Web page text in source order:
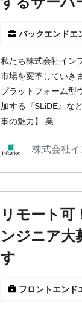
バックエンドエ
私たち株式会社イン
市場を変革していき
プラットフォーム型
加する『SLiDE』な
事の魅力】 業...
株式会社
リモート
ンジニア大
す
フロントエンド